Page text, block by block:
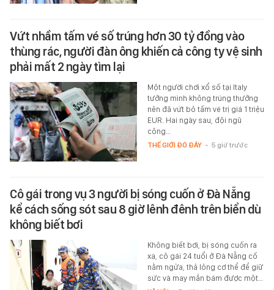
Vứt nhầm tấm vé số trúng hơn 30 tỷ đồng vào
thùng rác, người đàn ông khiến cả công ty vệ sinh
phải mất 2 ngày tìm lại
Một người chơi xổ số tại Italy
tưởng mình không trúng thưởng
nên đã vứt bỏ tấm vé trị giá 1 triệu
EUR. Hai ngày sau, đội ngũ
công…
THẾ GIỚI ĐÓ ĐÂY - 5 giờ trước
Cô gái trong vụ 3 người bị sóng cuốn ở Đà Nẵng
kể cách sống sót sau 8 giờ lênh đênh trên biển dù
không biết bơi
Không biết bơi, bị sóng cuốn ra
xa, cô gái 24 tuổi ở Đà Nẵng cố
nằm ngửa, thả lỏng cơ thể để giữ
sức và may mắn bám được một…